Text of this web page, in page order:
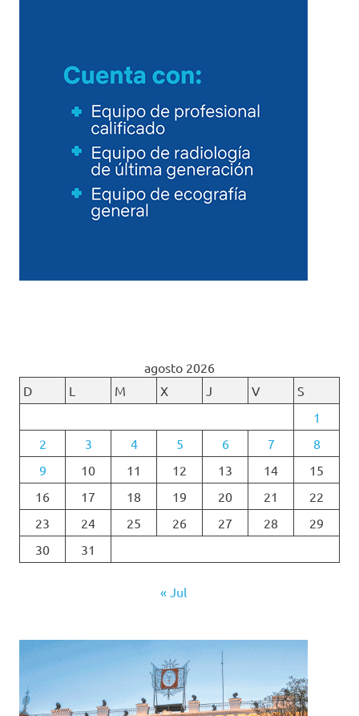
agosto 2026
D
L M X J V
S
1
2
3 4 5 6 7
8
9
10 11 12 13 14
15
16
17 18 19 20 21
22
23
24 25 26 27 28
29
30
31
« Jul